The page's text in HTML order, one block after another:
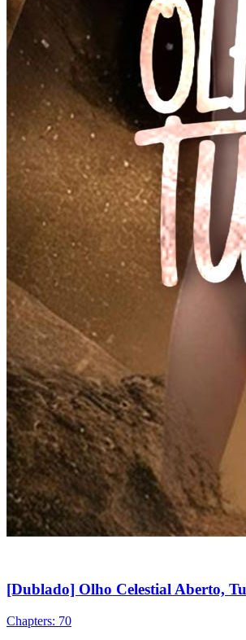
[Dublado] Olho Celestial Aberto,
Chapters: 70